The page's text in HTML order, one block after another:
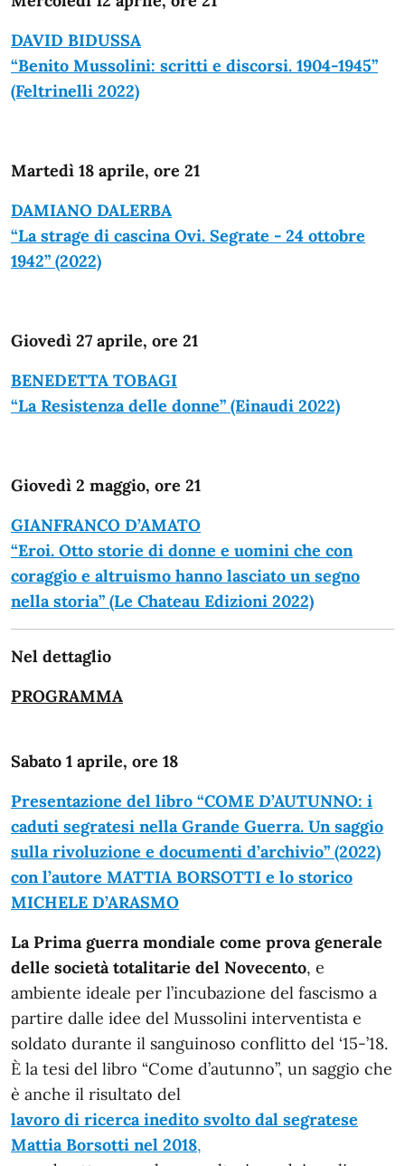
DAVID BIDUSSA
“Benito Mussolini: scritti e discorsi. 1904-1945”
(Feltrinelli 2022)
Martedì 18 aprile, ore 21
DAMIANO DALERBA
“La strage di cascina Ovi. Segrate - 24 ottobre
1942” (2022)
Giovedì 27 aprile, ore 21
BENEDETTA TOBAGI
“La Resistenza delle donne” (Einaudi 2022)
Giovedì 2 maggio, ore 21
GIANFRANCO D’AMATO
“Eroi. Otto storie di donne e uomini che con
coraggio e altruismo hanno lasciato un segno
nella storia” (Le Chateau Edizioni 2022)
Nel dettaglio
PROGRAMMA
Sabato 1 aprile, ore 18
Presentazione del libro “COME D’AUTUNNO: i
caduti segratesi nella Grande Guerra. Un saggio
sulla rivoluzione e documenti d’archivio” (2022)
con l’autore MATTIA BORSOTTI e lo storico
MICHELE D’ARASMO
La Prima guerra mondiale come prova generale
delle società totalitarie del Novecento, e
ambiente ideale per l’incubazione del fascismo a
partire dalle idee del Mussolini interventista e
soldato durante il sanguinoso conflitto del ‘15-’18.
È la tesi del libro “Come d’autunno”, un saggio che
è anche il risultato del
lavoro di ricerca inedito svolto dal segratese
Mattia Borsotti nel 2018,